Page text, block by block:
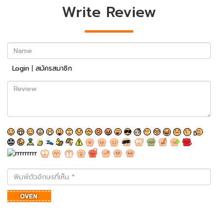
Write Review
Name
Login | สมัครสมาชิก
Review
พิมพ์
ตัว
อักษร
ที่